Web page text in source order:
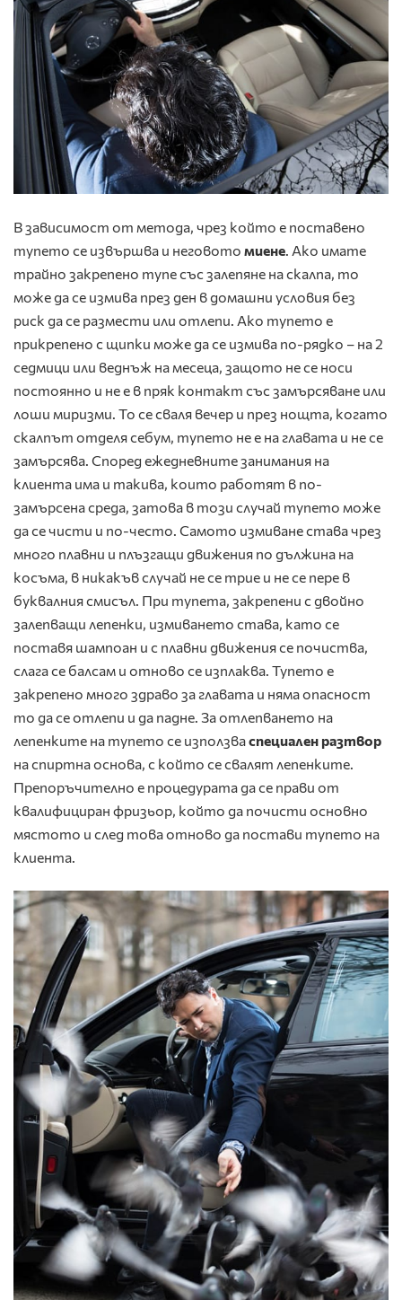
В зависимост от метода, чрез който е поставено
тупето се извършва и неговото миене . Ако имате
трайно закрепено тупе със залепяне на скалпа, то
може да се измива през ден в домашни условия без
риск да се размести или отлепи. Ако тупето е
прикрепено с щипки може да се измива по-рядко – на 2
седмици или веднъж на месеца, защото не се носи
постоянно и не е в пряк контакт със замърсяване или
лоши миризми. То се сваля вечер и през нощта, когато
скалпът отделя себум, тупето не е на главата и не се
замърсява. Според ежедневните занимания на
клиента има и такива, които работят в по-
замърсена среда, затова в този случай тупето може
да се чисти и по-често. Самото измиване става чрез
много плавни и плъзгащи движения по дължина на
косъма, в никакъв случай не се трие и не се пере в
буквалния смисъл. При тупета, закрепени с двойно
залепващи лепенки, измиването става, като се
поставя шампоан и с плавни движения се почиства,
слага се балсам и отново се изплаква. Тупето е
закрепено много здраво за главата и няма опасност
то да се отлепи и да падне. За отлепването на
лепенките на тупето се използваспециален разтвор
на спиртна основа, с който се свалят лепенките.
Препоръчително е процедурата да се прави от
квалифициран фризьор, който да почисти основно
мястото и след това отново да постави тупето на
клиента.